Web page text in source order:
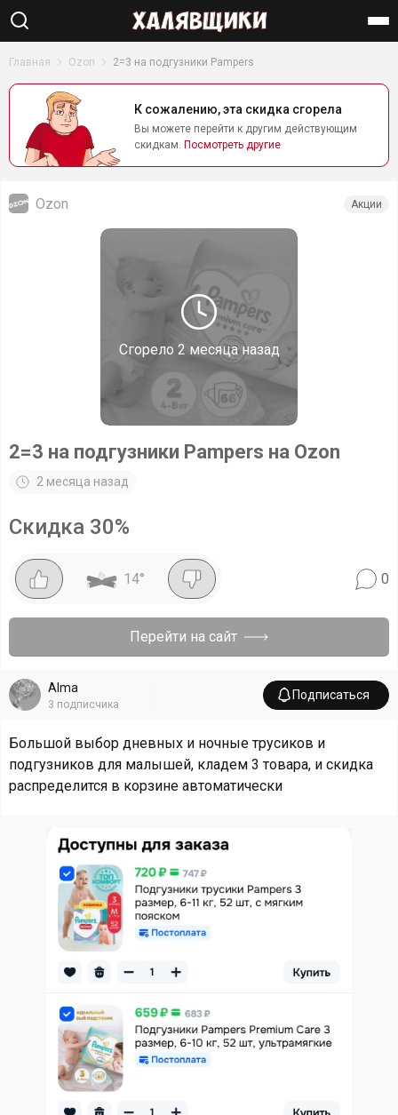
Главная Ozon 2=3 на подгузники Pampers
К сожалению, эта скидка сгорела
Вы можете перейти к другим действующим
скидкам. Посмотреть другие
Сгорело 2 месяца назад
Ozon Акции
2=3 на подгузники Pampers на Ozon
2 месяца назад
Скидка 30%
14° 0
Перейти на сайт
Alma
3 подписчика
Подписаться
Большой выбор дневных и ночные трусиков и
подгузников для малышей, кладем 3 товара, и скидка
распределится в корзине автоматически